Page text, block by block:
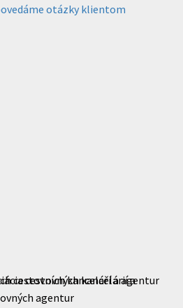
otázky klientom